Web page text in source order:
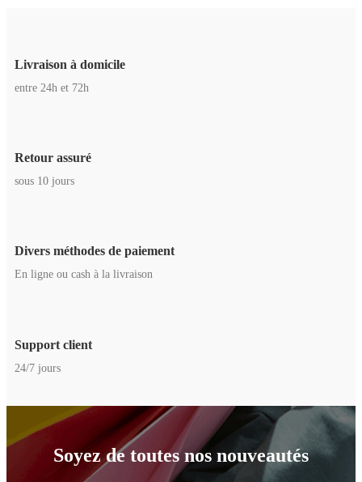
Livraison à domicile
entre 24h et 72h
Retour assuré
sous 10 jours
Divers méthodes de paiement
En ligne ou cash à la livraison
Support client
24/7 jours
Soyez de toutes nos nouveautés